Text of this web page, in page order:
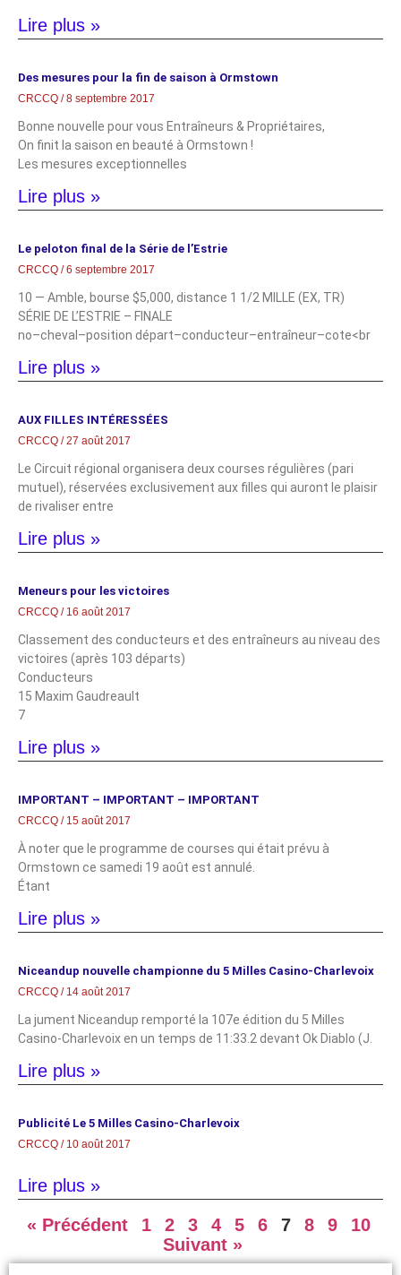
Lire plus »
Des mesures pour la fin de saison à Ormstown
CRCCQ 8 septembre 2017
Bonne nouvelle pour vous Entraîneurs & Propriétaires,
On finit la saison en beauté à Ormstown !
Les mesures exceptionnelles
Lire plus »
Le peloton final de la Série de l’Estrie
CRCCQ 6 septembre 2017
10 — Amble, bourse $5,000, distance 1 1/2 MILLE (EX, TR)
SÉRIE DE L’ESTRIE – FINALE
no–cheval–position départ–conducteur–entraîneur–cote<br
Lire plus »
AUX FILLES INTÉRESSÉES
CRCCQ 27 août 2017
Le Circuit régional organisera deux courses régulières (pari
mutuel), réservées exclusivement aux filles qui auront le plaisir
de rivaliser entre
Lire plus »
Meneurs pour les victoires
CRCCQ 16 août 2017
Classement des conducteurs et des entraîneurs au niveau des
victoires (après 103 départs)
Conducteurs
15 Maxim Gaudreault
7
Lire plus »
IMPORTANT – IMPORTANT – IMPORTANT
CRCCQ 15 août 2017
À noter que le programme de courses qui était prévu à
Ormstown ce samedi 19 août est annulé.
Étant
Lire plus »
Niceandup nouvelle championne du 5 Milles Casino-Charlevoix
CRCCQ 14 août 2017
La jument Niceandup remporté la 107e édition du 5 Milles
Casino-Charlevoix en un temps de 11:33.2 devant Ok Diablo (J.
Lire plus »
Publicité Le 5 Milles Casino-Charlevoix
CRCCQ 10 août 2017
Lire plus »
« Précédent
1 2 3 4 5 6 7 8 9
10
Suivant »